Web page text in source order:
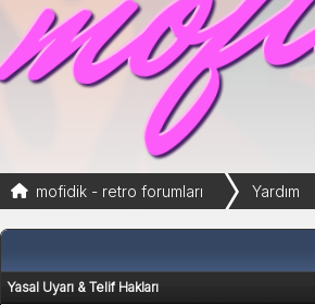
mofidik - retro forumları Yardım
Yasal Uyarı & Telif Hakları